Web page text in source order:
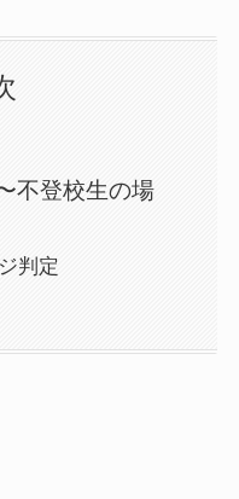
不登校生の場
判定